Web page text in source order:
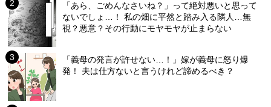
「あら、ごめんなさいね？」って絶対悪いと思って
ないでしょ…！ 私の畑に平然と踏み入る隣人…無
視？悪意？その行動にモヤモヤが止まらない
「義母の発言が許せない…！」嫁が義母に怒り爆
発！ 夫は仕方ないと言うけれど諦めるべき？